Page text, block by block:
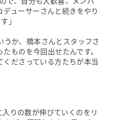
ューサーさんと続きをやり
」
か、橋本さんとスタッフさ
ものを今回出せたんです。
ださっている方たちが本当
りの数が伸びていくのをリ